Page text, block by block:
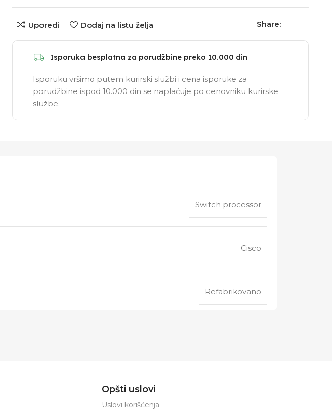
Uporedi Dodaj na listu želja Share:
Isporuka besplatna za porudžbine preko 10.000 din
Isporuku vršimo putem kurirski službi i cena isporuke za
porudžbine ispod 10.000 din se naplaćuje po cenovniku kurirske
službe.
Switch processor
Cisco
Refabrikovano
Opšti uslovi
Uslovi korišćenja